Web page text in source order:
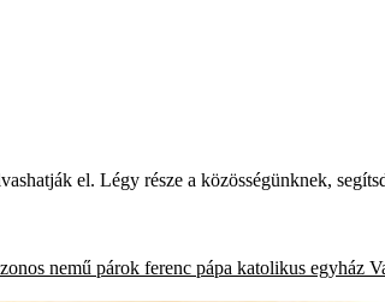
el. Légy része a közösségünknek,
nemű párok ferenc pápa katolikus egyház